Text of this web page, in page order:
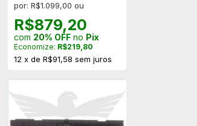
por: R$1.099,00 ou
R$879,20
com 20% OFFno Pix
Economize: R$219,80
12 x de R$91,58 sem juros